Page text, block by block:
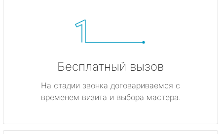
Бесплатный вызов
На стадии звонка договариваемся с
временем визита и выбора мастера.